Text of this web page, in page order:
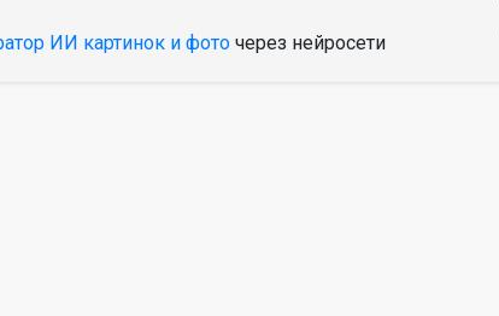
ИИ картинок и фото через нейросети